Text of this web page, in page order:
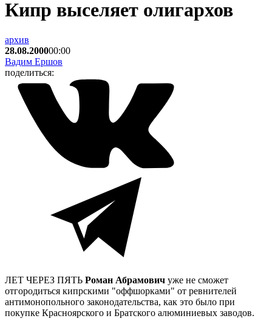
Кипр выселяет олигархов
архив
28.08.200000:00
Вадим Ершов
поделиться:
ЛЕТ ЧЕРЕЗ ПЯТЬ Роман Абрамович уже не сможет
отгородиться кипрскими "оффшорками" от ревнителей
антимонопольного законодательства, как это было при
покупке Красноярского и Братского алюминиевых заводов.